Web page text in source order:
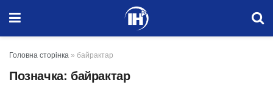
Головна сторінка » байрактар
Позначка: байрактар